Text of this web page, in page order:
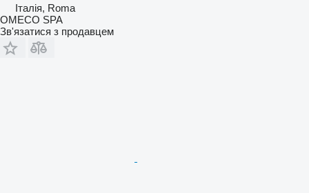
Італія, Roma
OMECO SPA
Зв'язатися з продавцем